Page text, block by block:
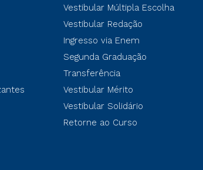
Vestibular Múltipla Escolha
Vestibular Redação
Ingresso via Enem
Segunda Graduação
Transferência
Vestibular Mérito
Vestibular Solidário
Retorne ao Curso